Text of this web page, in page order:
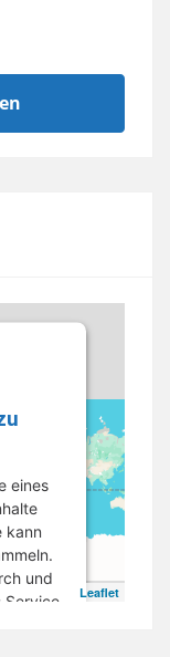
Leaflet
eines
kann
und
Service